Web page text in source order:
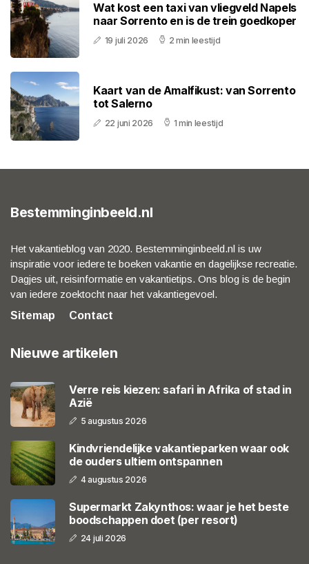
Wat kost een taxi van vliegveld Napels
naar Sorrento en is de trein goedkoper
19 juli 2026 2 min leestijd
Kaart van de Amalfikust: van Sorrento
tot Salerno
22 juni 2026 1 min leestijd
Bestemminginbeeld.nl
Het vakantieblog van 2020. Bestemminginbeeld.nl is uw
inspiratie voor iedere te boeken vakantie en dagelijkse recreatie.
Dagjes uit, reisinformatie en vakantietips. Ons blog is de begin
van iedere zoektocht naar het vakantiegevoel.
Sitemap
Contact
Nieuwe artikelen
Verre reis kiezen: safari in Afrika of stad in
Azië
5 augustus 2026
Kindvriendelijke vakantieparken waar ook
de ouders ultiem ontspannen
4 augustus 2026
Supermarkt Zakynthos: waar je het beste
boodschappen doet (per resort)
24 juli 2026